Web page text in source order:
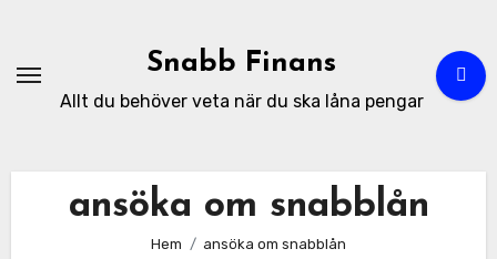
innehåll
Snabb Finans
Allt du behöver veta när du ska låna pengar
ansöka om snabblån
Hem ansöka om snabblån